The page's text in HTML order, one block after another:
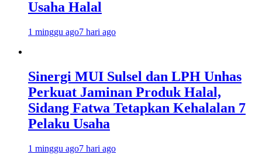
Usaha Halal
1 minggu ago7 hari ago
Sinergi MUI Sulsel dan LPH Unhas
Perkuat Jaminan Produk Halal,
Sidang Fatwa Tetapkan Kehalalan 7
Pelaku Usaha
1 minggu ago7 hari ago